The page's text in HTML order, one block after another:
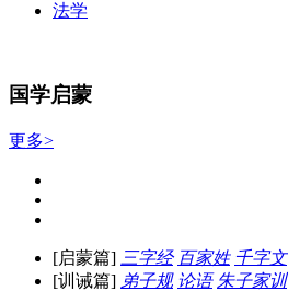
法学
国学启蒙
更多>
[启蒙篇] 三字经 百家姓 千字文
[训诫篇] 弟子规 论语 朱子家训